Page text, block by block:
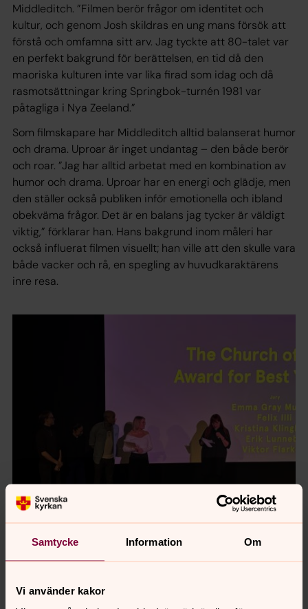
Samtycke Information Om
Vi använder kakor
Middleditch. ”Filmen berör frågor om identitet och
kultur, och genom Josh skildras en ung mans försök att
förstå och omfamna sitt arv. Jag tyckte att 80-talet var
en perfekt bakgrund för berättelsen, en tid då den
maoriska kulturen inte var lika firad som idag och då
rasmotsättningar kring Springbok-turnén 1981 var
påtagliga i Nya Zeeland.”
Som filmskapare har Middleditch alltid balanserat humor
och drama. Uproar är inget undantag – den både berör
och roar. ”Jag har alltid arbetat med en kombination av
humor och drama. Uproar har en energi och glädje, men
den ställer också publiken inför emotionella och ibland
obekväma frågor. Det är en balans jag tycker är väldigt
viktig,” förklarar han. Hans bakgrund inom måleri har
också influerat filmen visuellt; han ville att den skulle vara
både vacker och rå, en spegling av huvudkaraktärens
inre resa.
Foto: Marianne Fegth
Kyrkoherde Gunilla Hallonsten delade ut priset